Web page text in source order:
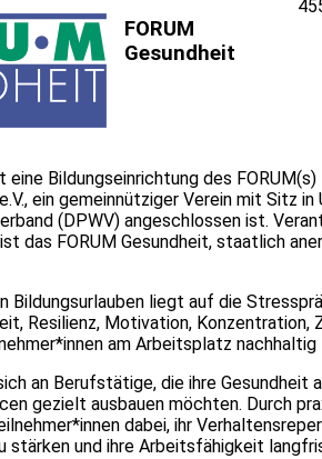
FORUM
Gesundheit
eine Bildungseinrichtung des
ein gemeinnütziger Verein mit Sitz
(DPWV) angeschlossen ist.
das FORUM Gesundheit, staatlich
Bildungsurlauben liegt auf die
Resilienz, Motivation, Konzentration,
am Arbeitsplatz nachhaltig
an Berufstätige, die ihre Gesundheit
gezielt ausbauen möchten. Durch
dabei, ihr
stärken und ihre Arbeitsfähigkeit